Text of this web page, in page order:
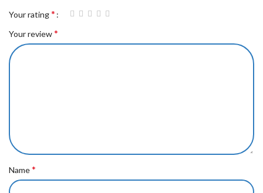
Your rating*
Your review*
Name*